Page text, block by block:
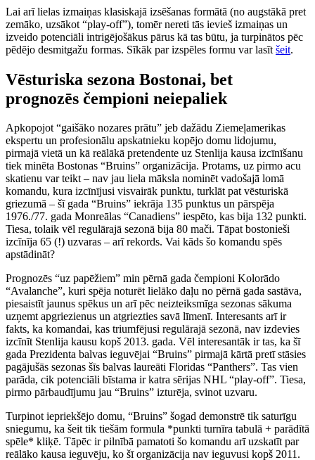
Lai arī lielas izmaiņas klasiskajā izsēšanas formātā (no augstākā pret
zemāko, uzsākot “play-off”), tomēr nereti tās ievieš izmaiņas un
izveido potenciāli intrigējošākus pārus kā tas būtu, ja turpinātos pēc
pēdējo desmitgažu formas. Sīkāk par izspēles formu var lasīt šeit.
Vēsturiska sezona Bostonai, bet
prognozēs čempioni neiepaliek
Apkopojot “gaišāko nozares prātu” jeb dažādu Ziemeļamerikas
ekspertu un profesionālu apskatnieku kopējo domu lidojumu,
pirmajā vietā un kā reālākā pretendente uz Stenlija kausa izcīnīšanu
tiek minēta Bostonas “Bruins” organizācija. Protams, uz pirmo acu
skatienu var teikt – nav jau liela māksla nominēt vadošajā lomā
komandu, kura izcīnījusi visvairāk punktu, turklāt pat vēsturiskā
griezumā – šī gada “Bruins” iekrāja 135 punktus un pārspēja
1976./77. gada Monreālas “Canadiens” iespēto, kas bija 132 punkti.
Tiesa, tolaik vēl regulārajā sezonā bija 80 mači. Tāpat bostonieši
izcīnīja 65 (!) uzvaras – arī rekords. Vai kāds šo komandu spēs
apstādināt?
Prognozēs “uz papēžiem” min pērnā gada čempioni Kolorādo
“Avalanche”, kuri spēja noturēt lielāko daļu no pērnā gada sastāva,
piesaistīt jaunus spēkus un arī pēc neizteiksmīga sezonas sākuma
uzņemt apgriezienus un atgriezties savā līmenī. Interesants arī ir
fakts, ka komandai, kas triumfējusi regulārajā sezonā, nav izdevies
izcīnīt Stenlija kausu kopš 2013. gada. Vēl interesantāk ir tas, ka šī
gada Prezidenta balvas ieguvējai “Bruins” pirmajā kārtā pretī stāsies
pagājušās sezonas šīs balvas laureāti Floridas “Panthers”. Tas vien
parāda, cik potenciāli bīstama ir katra sērijas NHL “play-off”. Tiesa,
pirmo pārbaudījumu jau “Bruins” izturēja, svinot uzvaru.
Turpinot iepriekšējo domu, “Bruins” šogad demonstrē tik saturīgu
sniegumu, ka šeit tik tiešām formula *punkti turnīra tabulā + parādītā
spēle* kliķē. Tāpēc ir pilnībā pamatoti šo komandu arī uzskatīt par
reālāko kausa ieguvēju, ko šī organizācija nav ieguvusi kopš 2011.